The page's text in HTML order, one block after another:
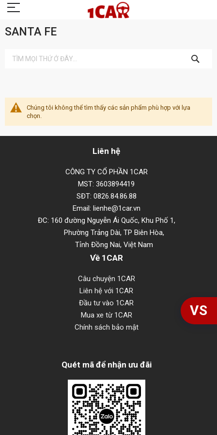
SANTA FE
KIẾM
Chúng tôi không thể tìm thấy các sản phẩm phù hợp với lựa
chọn.
Liên hệ
CÔNG TY CỔ PHẦN 1CAR
MST: 3603894419
SĐT: 0826.84.86.88
Email: lienhe@1car.vn
ĐC: 160 đường Nguyễn Ái Quốc, Khu Phố 1,
Phường Trảng Dài, TP Biên Hòa,
Tỉnh Đồng Nai, Việt Nam
Về 1CAR
Câu chuyện 1CAR
Liên hệ với 1CAR
Đầu tư vào 1CAR
Mua xe từ 1CAR
Chính sách bảo mật
Quét mã để nhận ưu đãi
VS